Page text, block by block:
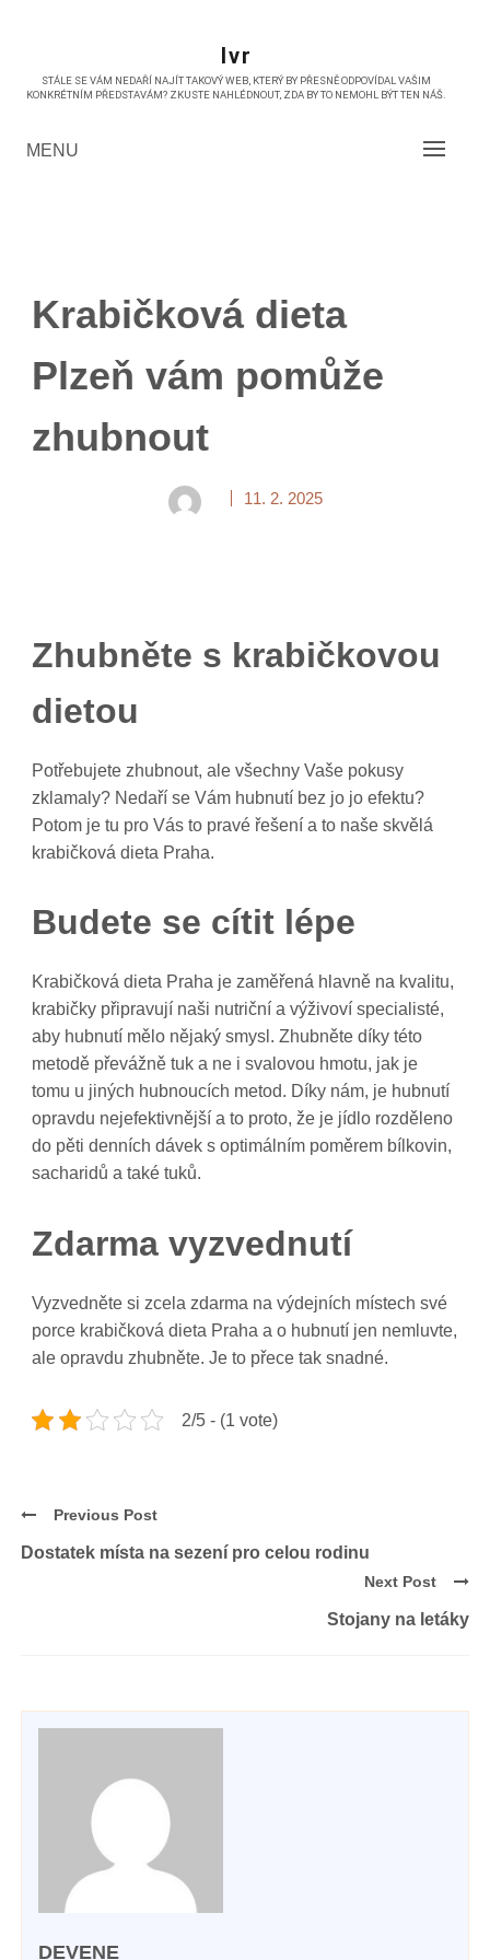
Ivr
STÁLE SE VÁM NEDAŘÍ NAJÍT TAKOVÝ WEB, KTERÝ BY PŘESNĚ ODPOVÍDAL VAŠIM
KONKRÉTNÍM PŘEDSTAVÁM? ZKUSTE NAHLÉDNOUT, ZDA BY TO NEMOHL BÝT TEN NÁŠ.
MENU
Krabičková dieta
Plzeň vám pomůže
zhubnout
11. 2. 2025
Zhubněte s krabičkovou
dietou
Potřebujete zhubnout, ale všechny Vaše pokusy
zklamaly? Nedaří se Vám hubnutí bez jo jo efektu?
Potom je tu pro Vás to pravé řešení a to naše skvělá
krabičková dieta Praha.
Budete se cítit lépe
Krabičková dieta Praha je zaměřená hlavně na kvalitu,
krabičky připravují naši nutriční a výživoví specialisté,
aby hubnutí mělo nějaký smysl. Zhubněte díky této
metodě převážně tuk a ne i svalovou hmotu, jak je
tomu u jiných hubnoucích metod. Díky nám, je hubnutí
opravdu nejefektivnější a to proto, že je jídlo rozděleno
do pěti denních dávek s optimálním poměrem bílkovin,
sacharidů a také tuků.
Zdarma vyzvednutí
Vyzvedněte si zcela zdarma na výdejních místech své
porce krabičková dieta Praha a o hubnutí jen nemluvte,
ale opravdu zhubněte. Je to přece tak snadné.
2/5 - (1 vote)
Previous Post
Dostatek místa na sezení pro celou rodinu
Next Post
Stojany na letáky
DEVENE